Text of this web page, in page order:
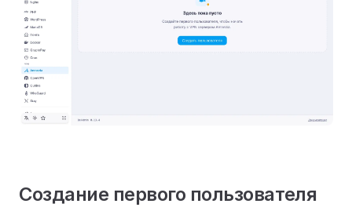
Создание первого пользователя